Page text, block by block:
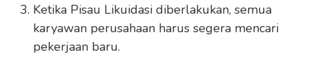
Ketika Pisau Likuidasi diberlakukan, semua
karyawan perusahaan harus segera mencari
pekerjaan baru.